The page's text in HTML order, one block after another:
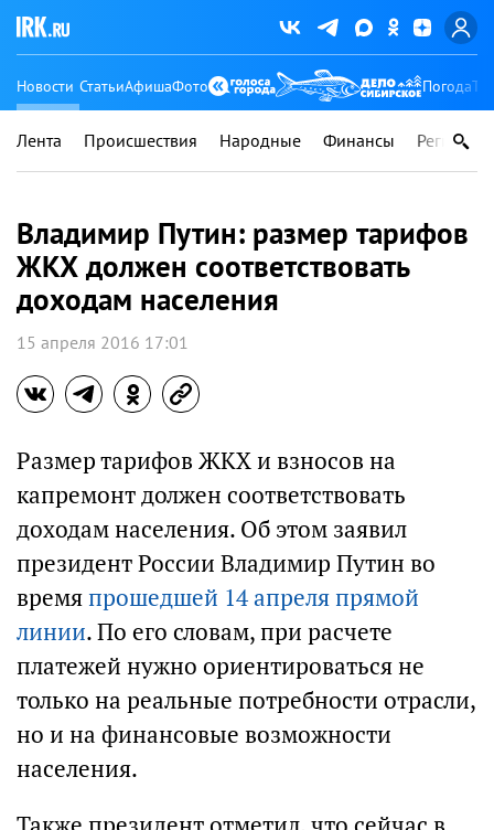
Новости СтатьиАфишаФото Погода
Лента Происшествия Народные Финансы Регионы
Владимир Путин: размер тарифов
ЖКХ должен соответствовать
доходам населения
15 апреля 2016 17:01
Размер тарифов ЖКХ и взносов на
капремонт должен соответствовать
доходам населения. Об этом заявил
президент России Владимир Путин во
времяпрошедшей 14 апреля прямой
линии. По его словам, при расчете
платежей нужно ориентироваться не
только на реальные потребности отрасли,
но и на финансовые возможности
населения.